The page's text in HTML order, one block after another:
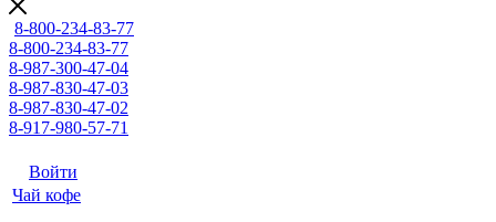
8-800-234-83-77
8-800-234-83-77
8-987-300-47-04
8-987-830-47-03
8-987-830-47-02
8-917-980-57-71
Войти
Чай кофе